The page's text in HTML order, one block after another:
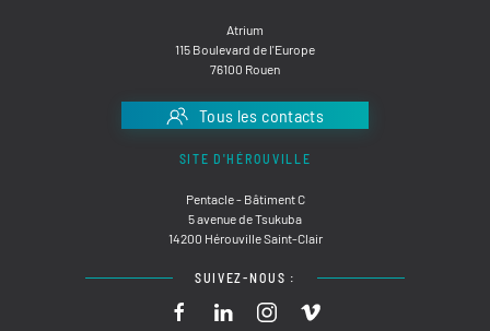
Atrium
115 Boulevard de l'Europe
76100 Rouen
Tous les contacts
SITE D'HÉROUVILLE
Pentacle - Bâtiment C
5 avenue de Tsukuba
14200 Hérouville Saint-Clair
SUIVEZ-NOUS :